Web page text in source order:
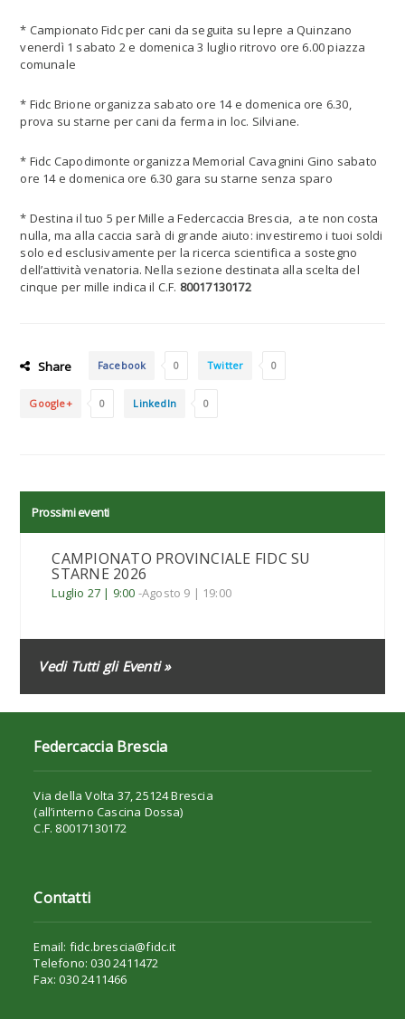
* Campionato Fidc per cani da seguita su lepre a Quinzano
venerdì 1 sabato 2 e domenica 3 luglio ritrovo ore 6.00 piazza
comunale
* Fidc Brione organizza sabato ore 14 e domenica ore 6.30,
prova su starne per cani da ferma in loc. Silviane.
* Fidc Capodimonte organizza Memorial Cavagnini Gino sabato
ore 14 e domenica ore 6.30 gara su starne senza sparo
* Destina il tuo 5 per Mille a Federcaccia Brescia, a te non costa
nulla, ma alla caccia sarà di grande aiuto: investiremo i tuoi soldi
solo ed esclusivamente per la ricerca scientifica a sostegno
dell’attività venatoria. Nella sezione destinata alla scelta del
cinque per mille indica il C.F. 80017130172
Share Facebook 0 Twitter 0
Google+ 0 LinkedIn 0
Prossimi eventi
CAMPIONATO PROVINCIALE FIDC SU
STARNE 2026
Luglio 27 | 9:00 -Agosto 9 | 19:00
Vedi Tutti gli Eventi »
Federcaccia Brescia
Via della Volta 37, 25124 Brescia
(all’interno Cascina Dossa)
C.F. 80017130172
Contatti
Email: fidc.brescia@fidc.it
Telefono: 030 2411472
Fax: 030 2411466